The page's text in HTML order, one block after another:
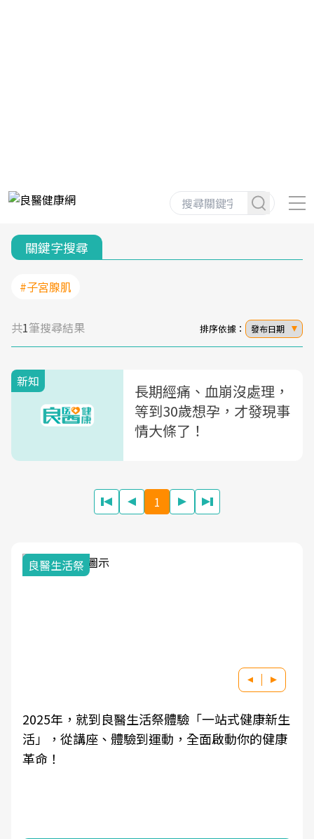
關鍵字搜尋
#子宮腺肌
共1筆搜尋結果 排序依據： 發布日期
新知
長期經痛、血崩沒處理，
等到30歲想孕，才發現事
情大條了！
1
良醫生活祭
2025年，就到良醫生活祭體驗「一站式健康新生
活」，從講座、體驗到運動，全面啟動你的健康
革命！